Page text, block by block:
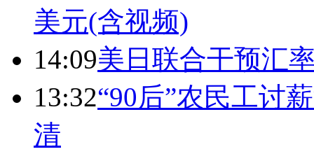
美元(含视频)
14:09美日联合干预汇
13:32“90后”农民工讨
清